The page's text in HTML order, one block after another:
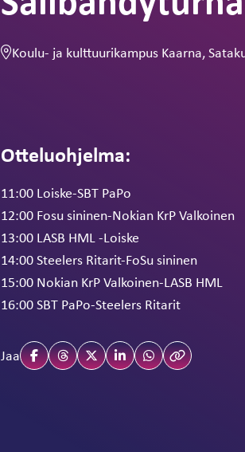
Koulu- ja kulttuurikampus Kaarna,
Otteluohjelma:
11:00 Loiske-SBT PaPo
12:00 Fosu sininen-Nokian KrP Valkoinen
13:00 LASB HML -Loiske
14:00 Steelers Ritarit-FoSu sininen
15:00 Nokian KrP Valkoinen-LASB HML
16:00 SBT PaPo-Steelers Ritarit
Jaa